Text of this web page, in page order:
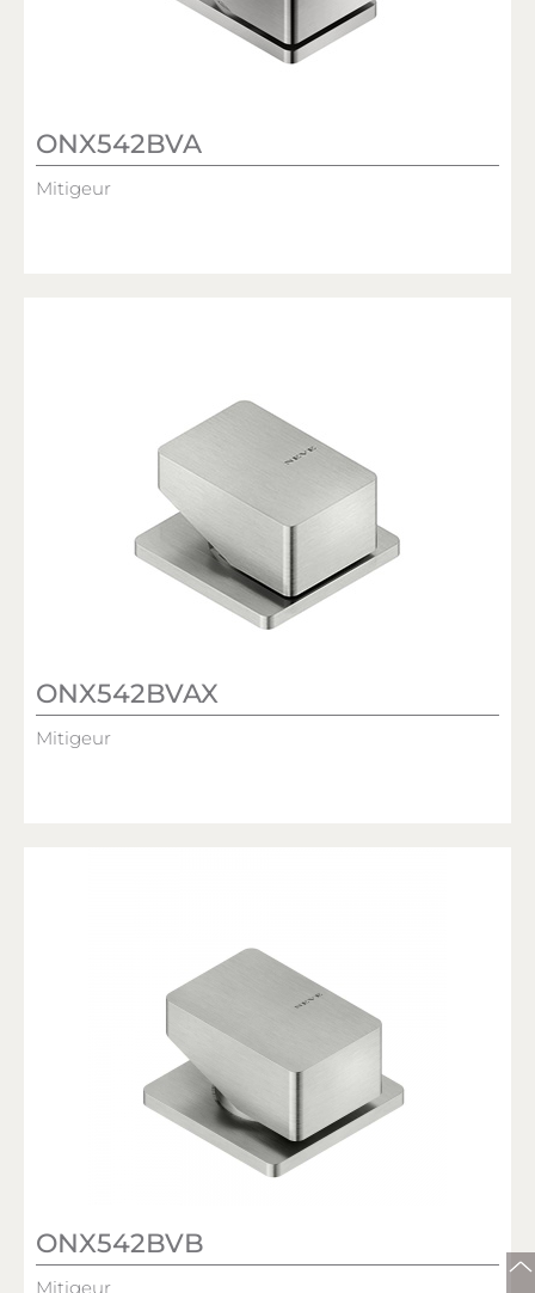
ONX542BVA
Mitigeur
ONX542BVAX
Mitigeur
ONX542BVB
Mitigeur